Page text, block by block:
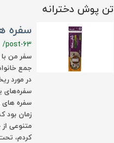
تن پوش دخترانه
سفره
/post-63
سفر من
جمع
در مورد
سفره‌های
سفره های
زمان بود
متنوعی
کردم،